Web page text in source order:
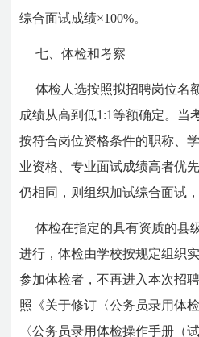
综合面试成绩×100%。
七、体检和考察
体检人选按照拟招聘岗位名
成绩从高到低1:1等额确定。当
按符合岗位资格条件的职称、
业资格、专业面试成绩高者优
仍相同，则组织加试综合面试
体检在指定的具有资质的县
进行，体检由学校按规定组织
参加体检者，不再进入本次招
照《关于修订〈公务员录用体
〈公务员录用体检操作手册（